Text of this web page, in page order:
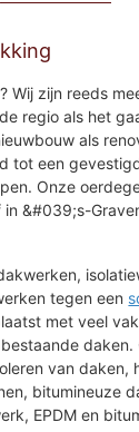
Wij zijn reeds
regio als het
als
tot een
Onze
&#039;s-
tegen een
met veel
van daken,
bitumineuze
EPDM en